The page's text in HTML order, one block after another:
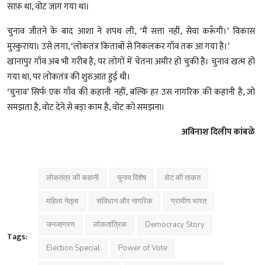
साफ़ था, वोट जाग गया था।
चुनाव जीतने के बाद आशा ने शपथ ली, ‘मैं सत्ता नहीं, सेवा करूँगी।’ विकास
मुस्कुराया। उसे लगा, ‘लोकतंत्र किताबों से निकलकर गाँव तक आ गया है।’
खानापुर गाँव अब भी गरीब है, पर लोगों में चेतना अमीर हो चुकी है। चुनाव खत्म हो
गया था, पर लोकतंत्र की शुरुआत हुई थी।
‘चुनाव’ सिर्फ एक गाँव की कहानी नहीं, बल्कि हर उस नागरिक की कहानी है, जो
समझता है, वोट देने से बड़ा काम है, वोट को समझना।
अविनाश दिलीप कांबळे
Tags:
लोकतंत्र की कहानी चुनाव विशेष वोट की ताकत
महिला नेतृत्व संविधान और नागरिक ग्रामीण भारत
जनजागरण लोकतांत्रिक Democracy Story
Election Special Power of Vote